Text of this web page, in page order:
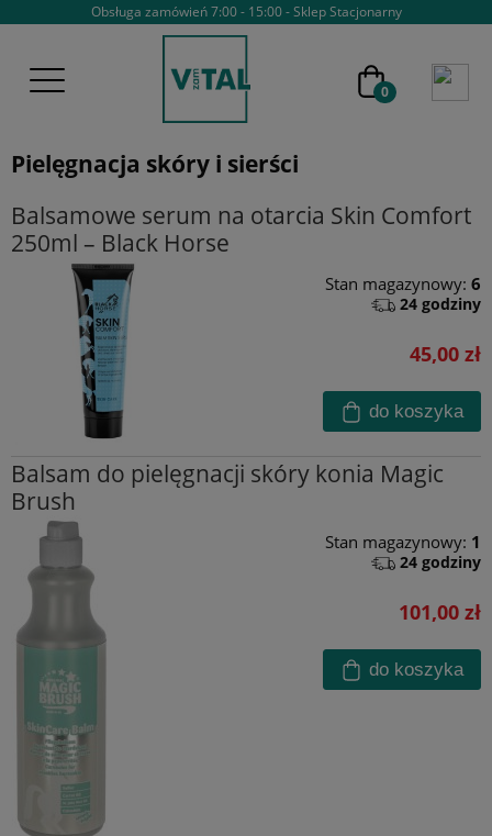
Obsługa zamówień 7:00 - 15:00 - Sklep Stacjonarny
Pielęgnacja skóry i sierści
Balsamowe serum na otarcia Skin Comfort
250ml – Black Horse
Stan magazynowy: 6
24 godziny
45,00 zł
do koszyka
Balsam do pielęgnacji skóry konia Magic
Brush
Stan magazynowy: 1
24 godziny
101,00 zł
do koszyka